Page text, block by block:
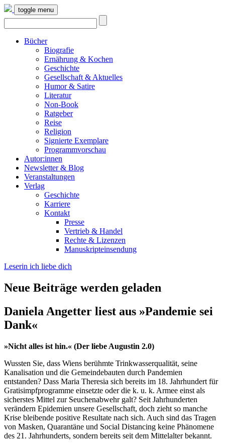
toggle menu
Bücher
Biografie
Ernährung & Kochen
Geschichte
Gesellschaft & Aktuelles
Humor & Satire
Literatur
Non-Book
Ratgeber
Reise
Religion
Signierte Exemplare
Programmvorschau
Autor:innen
Newsletter & Blog
Veranstaltungen
Verlag
Geschichte
Karriere
Kontakt
Presse
Vertrieb & Handel
Rechte & Lizenzen
Manuskripteinsendung
Leserin ich liebe dich
Neue Beiträge werden geladen
Daniela Angetter liest aus »Pandemie sei
Dank«
»Nicht alles ist hin.« (Der liebe Augustin 2.0)
Wussten Sie, dass Wiens berühmte Trinkwasserqualität, seine
Kanalisation und die Gemeindebauten durch Pandemien
entstanden? Dass Maria Theresia sich bereits im 18. Jahrhundert für
Gratisimpfprogramme einsetzte oder die k. u. k. Armee einst als
sicherstes Mittel zur Seuchenabwehr galt? Seit Jahrhunderten
verändern Epidemien unsere Gesellschaft, doch zieht so manche
Krise bleibende positive Resultate nach sich. Auch sind das Tragen
von Masken, Quarantäne und Social Distancing keine Phänomene
des 21. Jahrhunderts, sondern bereits seit dem Mittelalter bekannt.